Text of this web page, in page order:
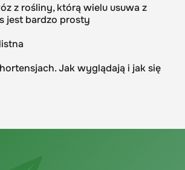
z rośliny, którą wielu usuwa z
jest bardzo prosty
Jak wyglądają i jak się